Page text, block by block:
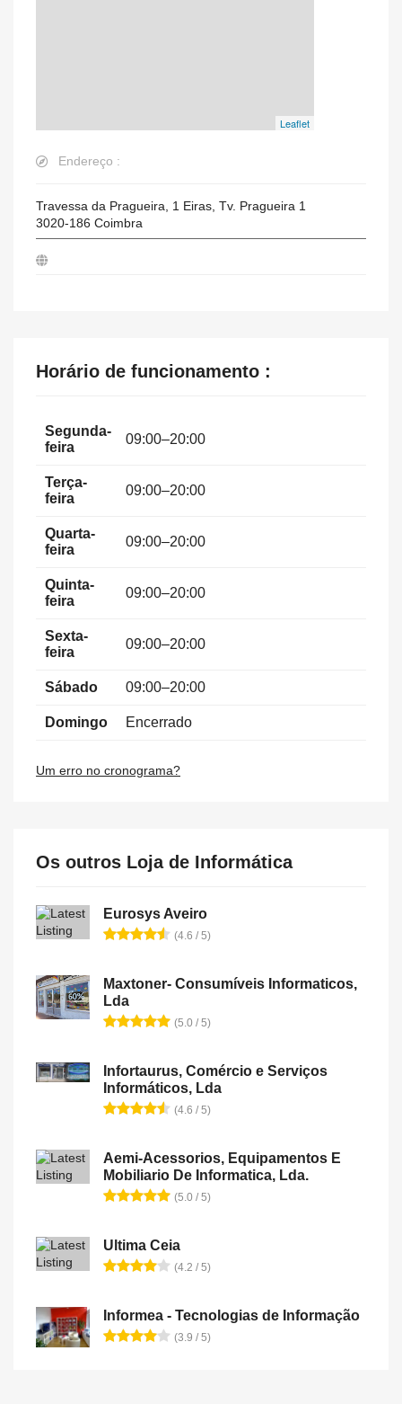
Leaflet
Endereço :
Travessa da Pragueira, 1 Eiras, Tv. Pragueira 1
3020-186 Coimbra
Horário de funcionamento :
Segunda-
feira
09:00–20:00
Terça-
feira
09:00–20:00
Quarta-
feira
09:00–20:00
Quinta-
feira
09:00–20:00
Sexta-
feira
09:00–20:00
Sábado 09:00–20:00
Domingo Encerrado
Um erro no cronograma?
Os outros Loja de Informática
Eurosys Aveiro
(4.6 / 5)
Maxtoner- Consumíveis Informaticos,
Lda
(5.0 / 5)
Infortaurus, Comércio e Serviços
Informáticos, Lda
(4.6 / 5)
Aemi-Acessorios, Equipamentos E
Mobiliario De Informatica, Lda.
(5.0 / 5)
Ultima Ceia
(4.2 / 5)
Informea - Tecnologias de Informação
(3.9 / 5)